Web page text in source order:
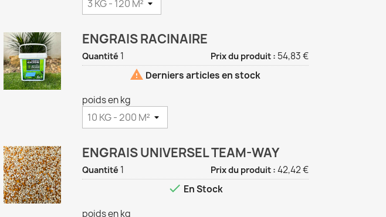
ENGRAIS RACINAIRE
Quantité 1 Prix du produit : 54,83 €
 Derniers articles en stock
poids en kg
ENGRAIS UNIVERSEL TEAM-WAY
Quantité 1 Prix du produit : 42,42 €
 En Stock
poids en kg